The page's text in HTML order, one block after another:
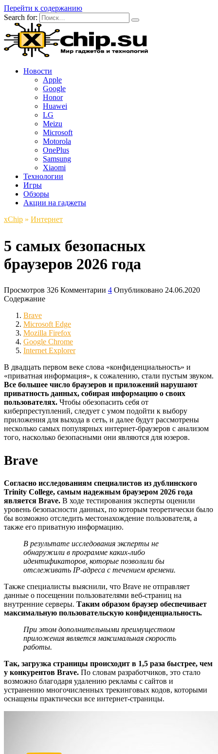
Перейти к содержанию
Search for:
Новости
Apple
Google
Honor
Huawei
LG
Meizu
Microsoft
Motorola
OnePlus
Samsung
Xiaomi
Технологии
Игры
Обзоры
Акции на гаджеты
xСhip » Интернет
5 самых безопасных
браузеров 2026 года
Просмотров 326 Комментарии 4 Опубликовано 24.06.2020
Содержание
Brave
Microsoft Edge
Mozilla Firefox
Google Chrome
Internet Explorer
В двадцать первом веке слова «конфиденциальность» и
«приватная информация», к сожалению, стали пустым звуком.
Все большее число браузеров и приложений нарушают
приватность данных, собирая информацию о своих
пользователях. Чтобы обезопасить себя от
киберпреступлений, следует с умом подойти к выбору
приложения для выхода в сеть, и далее будут рассмотрены
несколько самых популярных интернет-браузеров с анализом
того, насколько безопасными они являются для юзеров.
Brave
Согласно исследованиям специалистов из дублинского
Trinity College, самым надежным браузером 2026 года
является Brave. В ходе тестирования эксперты оценили
уровень безопасности данных, по которым теоретически было
бы возможно отследить местонахождение пользователя, а
также его приватную информацию.
В результате исследования эксперты не
обнаружили в программе каких-либо
идентификаторов, которые позволили бы
отслеживать IP-адреса с течением времени.
Также специалисты выяснили, что Brave не отправляет
данные о посещении пользователями веб-страниц на
внутренние серверы. Таким образом браузер обеспечивает
максимальную пользовательскую конфиденциальность.
При этом дополнительными преимуществом
приложения является максимальная скорость
работы.
Так, загрузка страницы происходит в 1,5 раза быстрее, чем
у конкурентов Brave. По словам разработчиков, это стало
возможно благодаря удалению рекламы с сайтов и
устранению многочисленных трекинговых кодов, которыми
оснащены практически все интернет-страницы.